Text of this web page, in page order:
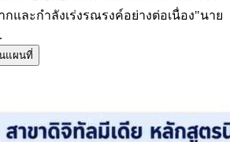
และกำลังเร่งรณรงค์อย่างต่อเนื่อง"นาย
แผนที่